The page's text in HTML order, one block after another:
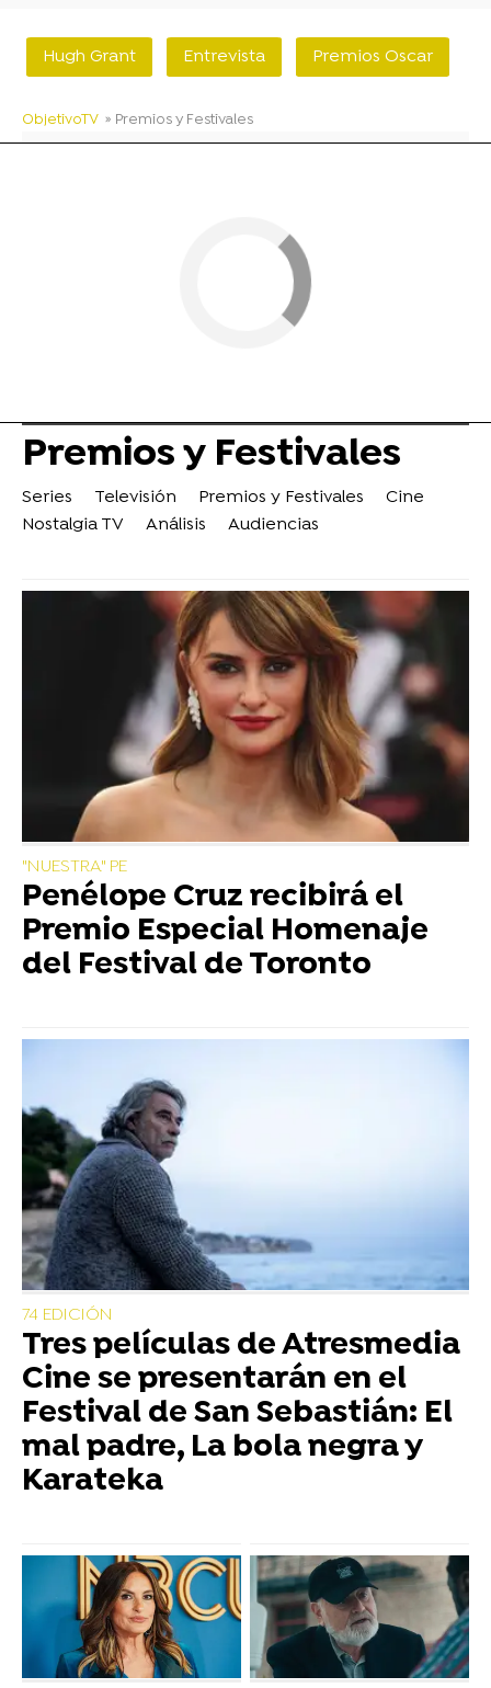
Hugh Grant Entrevista Premios Oscar
ObjetivoTV » Premios y Festivales
Premios y Festivales
Series Televisión Premios y Festivales
Cine
Nostalgia TV
Análisis Audiencias
"NUESTRA" PE
Penélope Cruz recibirá el
Premio Especial Homenaje
del Festival de Toronto
74 EDICIÓN
Tres películas de Atresmedia
Cine se presentarán en el
Festival de San Sebastián: El
mal padre, La bola negra y
Karateka